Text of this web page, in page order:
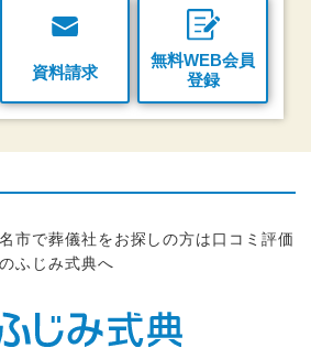
資料請求
無料WEB会員
登録
市で葬儀社をお探しの方は口コミ評価
ふじみ式典へ